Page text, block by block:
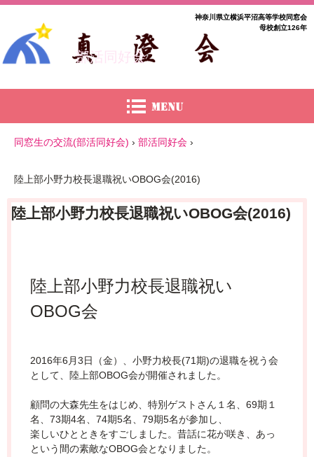
部活同好会
神奈川県立横浜平沼高等学校同窓会
母校創立126年
同窓生の交流(部活同好会) › 部活同好会 ›
陸上部小野力校長退職祝いOBOG会(2016)
陸上部小野力校長退職祝いOBOG会(2016)
陸上部小野力校長退職祝い
OBOG会
2016年6月3日（金）、小野力校長(71期)の退職を祝う会
として、陸上部OBOG会が開催されました。
顧問の大森先生をはじめ、特別ゲストさん１名、69期１
名、73期4名、74期5名、79期5名が参加し、
楽しいひとときをすごしました。昔話に花が咲き、あっ
という間の素敵なOBOG会となりました。